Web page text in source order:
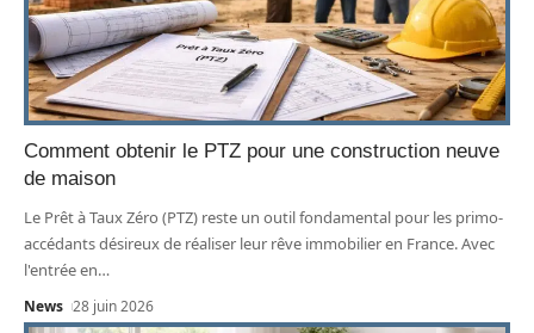
Comment obtenir le PTZ pour une construction neuve
de maison
Le Prêt à Taux Zéro (PTZ) reste un outil fondamental pour les primo-
accédants désireux de réaliser leur rêve immobilier en France. Avec
l'entrée en…
News 28 juin 2026